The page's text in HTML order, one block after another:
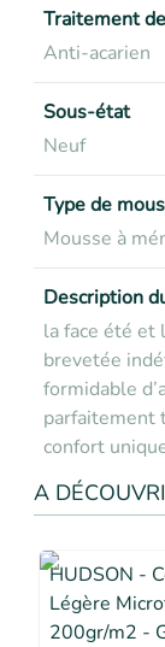
Traitement
Anti-acarien
Sous-état
Neuf
Type de
Mousse à
Description
la face été et
brevetée
formidable
parfaitement
confort
A
HUDSON -
Légère
200gr/m2 -